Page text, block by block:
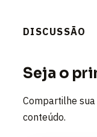
DISCUSSÃO
Seja o
Compartilhe
conteúdo.